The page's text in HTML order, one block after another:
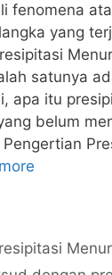
fenomena
yang
satunya
apa itu
belum